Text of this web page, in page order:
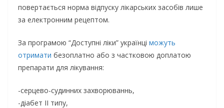
повертається норма відпуску лікарських засобів лише
за електронним рецептом.
За програмою “Доступні ліки” українці можуть
отримати безоплатно або з частковою доплатою
препарати для лікування:
-серцево-судинних захворюваннь,
-діабет ІІ типу,